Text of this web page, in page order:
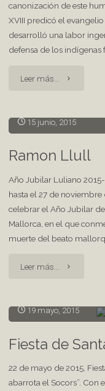
canonización de este
XVIII predicó el
desarrolló una labor
defensa de los indígenas
Leer más... "Fray
Serra"
15 junio, 2015
Ramon Llull
Año Jubilar Luliano
hasta el 27 de
celebrar el Año Jubilar
Mallorca, en el que
muerte del beato
Leer más... "Ramon
19 mayo, 2015
Fiesta de
22 de mayo de 2015,
abarrota el Socors”. Con